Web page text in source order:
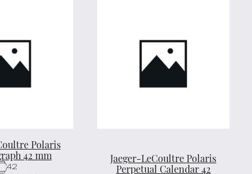
Polaris
42 mm
42
Jaeger-LeCoultre Polaris
Perpetual Calendar 42